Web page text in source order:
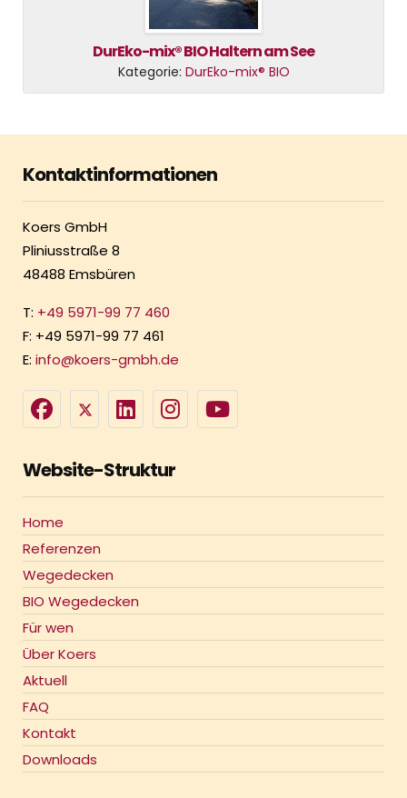
DurEko-mix® BIO Haltern am See
Kategorie: DurEko-mix® BIO
Kontaktinformationen
Koers GmbH
Pliniusstraße 8
48488 Emsbüren
T: +49 5971-99 77 460
F: +49 5971-99 77 461
E: info@koers-gmbh.de
Website-Struktur
Home
Referenzen
Wegedecken
BIO Wegedecken
Für wen
Über Koers
Aktuell
FAQ
Kontakt
Downloads